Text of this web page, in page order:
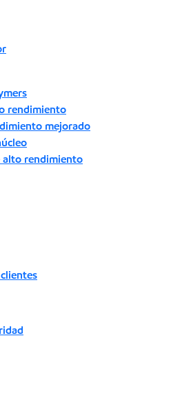
rendimiento
mejorado
alto rendimiento